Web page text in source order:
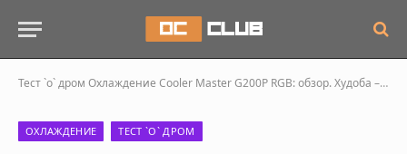
Тест `о` дром Охлаждение Cooler Master G200P RGB: обзор. Худоба – признак нездоровья
ОХЛАЖДЕНИЕ ТЕСТ `О` ДРОМ